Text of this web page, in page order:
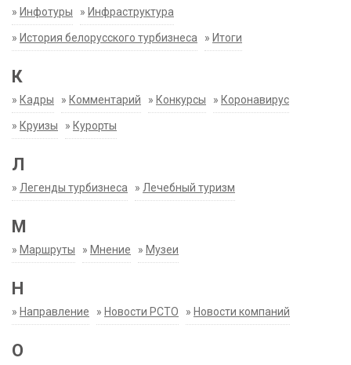
» Инфотуры » Инфраструктура
» История белорусского турбизнеса » Итоги
К
» Кадры » Комментарий » Конкурсы » Коронавирус
» Круизы » Курорты
Л
» Легенды турбизнеса » Лечебный туризм
М
» Маршруты » Мнение » Музеи
Н
» Направление » Новости РСТО » Новости компаний
О